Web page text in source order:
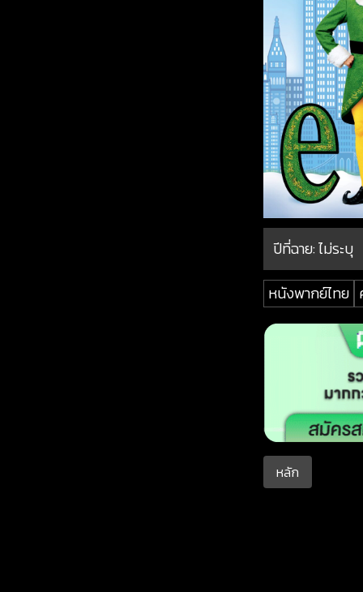
ปีที่ฉาย:ไม่ระบุ
หนังพากย์ไทย
หลัก